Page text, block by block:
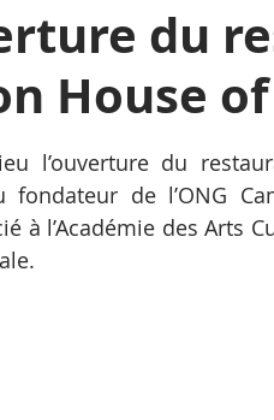
du
House
l’ouverture du
de l’ONG
à l’Académie des Arts